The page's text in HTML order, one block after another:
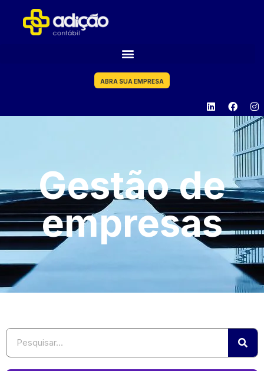
ABRA SUA EMPRESA
Gestão de
empresas